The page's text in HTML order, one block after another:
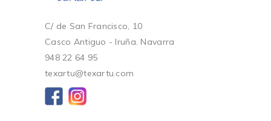
C/ de San Francisco, 10
Casco Antiguo - Iruña. Navarra
948 22 64 95
texartu@texartu.com